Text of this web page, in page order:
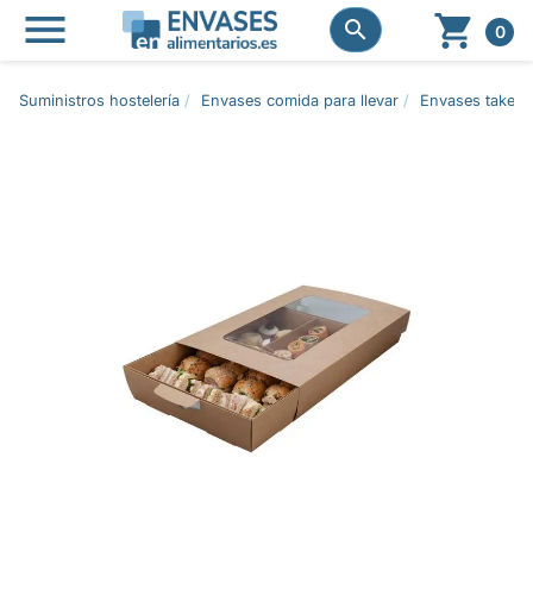
 
  0
Suministros hostelería Envases comida para llevar Envases take